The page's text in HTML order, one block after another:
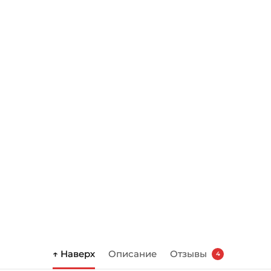
↑ Наверх Описание Отзывы 4